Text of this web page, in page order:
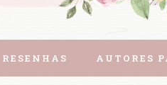
RESENHAS AUTORES